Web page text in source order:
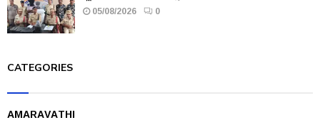
05/08/2026 0
CATEGORIES
AMARAVATHI